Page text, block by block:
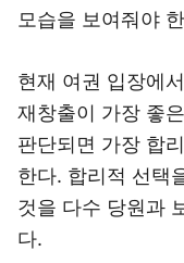
모습을 보여줘야
현재 여권 입장에
재창출이 가장 좋
판단되면 가장 합
한다. 합리적 선택
것을 다수 당원과
다.